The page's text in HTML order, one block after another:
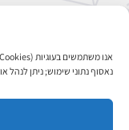
נאסוף נתוני שימוש; ניתן
אבן גבירול